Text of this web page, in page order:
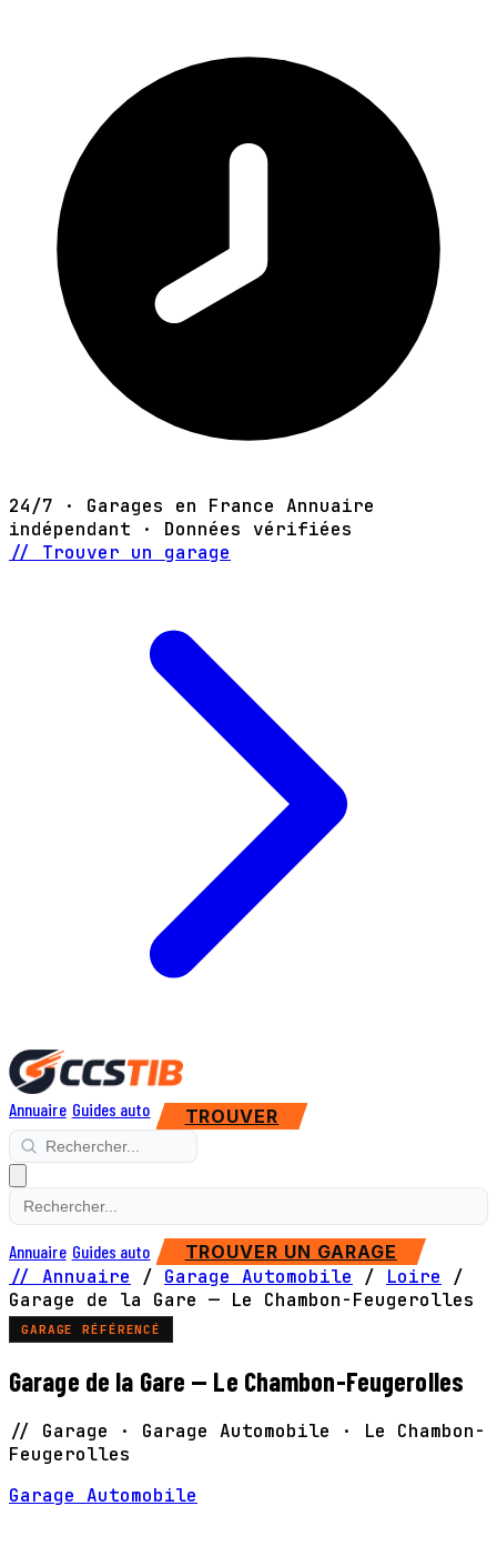
24/7 · Garages en France Annuaire
indépendant · Données vérifiées
// Trouver un garage
Annuaire Guides auto TROUVER
Annuaire Guides auto TROUVER UN GARAGE
// Annuaire / Garage Automobile / Loire
/
Garage de la Gare — Le Chambon-Feugerolles
GARAGE RÉFÉRENCÉ
Garage de la Gare — Le Chambon-Feugerolles
// Garage · Garage Automobile · Le Chambon-
Feugerolles
Garage Automobile